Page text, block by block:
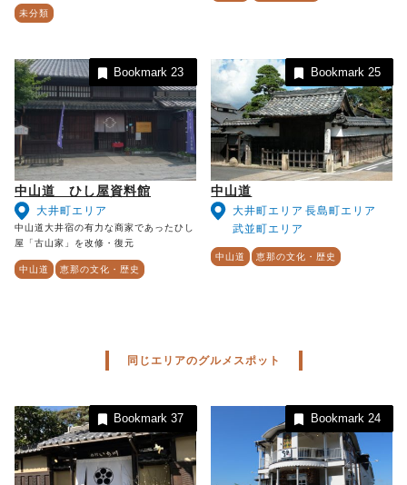
未分類
中山道 ひし屋資料館
大井町エリア
中山道大井宿の有力な商家であったひし
屋「古山家」を改修・復元
中山道 恵那の文化・歴史
Bookmark23
中山道
大井町エリア 長島町エリア
武並町エリア
中山道 恵那の文化・歴史
Bookmark 25
同じエリアのグルメスポット
Bookmark37 Bookmark 24